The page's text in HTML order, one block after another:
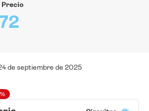
Precio
de septiembre de 2025